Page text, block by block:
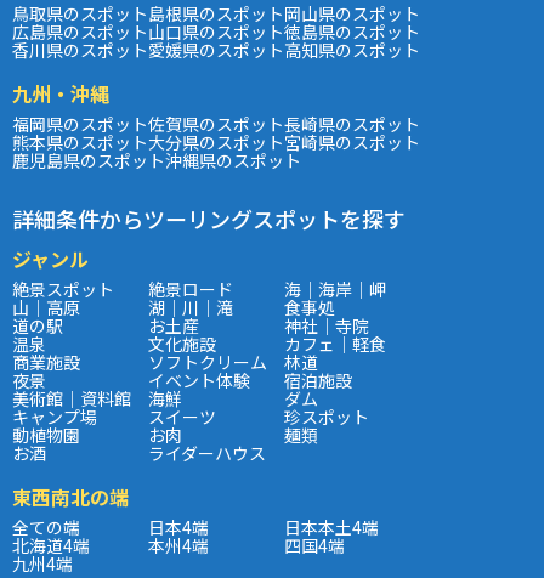
鳥取県のスポット島根県のスポット岡山県のスポット
広島県のスポット山口県のスポット徳島県のスポット
香川県のスポット愛媛県のスポット高知県のスポット
九州・沖縄
福岡県のスポット佐賀県のスポット長崎県のスポット
熊本県のスポット大分県のスポット宮崎県のスポット
鹿児島県のスポット沖縄県のスポット
詳細条件からツーリングスポットを探す
ジャンル
絶景スポット 絶景ロード 海｜海岸｜岬
山｜高原 湖｜川｜滝 食事処
道の駅 お土産 神社｜寺院
温泉 文化施設 カフェ｜軽食
商業施設 ソフトクリーム 林道
夜景 イベント体験 宿泊施設
美術館｜資料館 海鮮 ダム
キャンプ場 スイーツ 珍スポット
動植物園 お肉 麺類
お酒 ライダーハウス
東西南北の端
全ての端 日本4端 日本本土4端
北海道4端 本州4端 四国4端
九州4端